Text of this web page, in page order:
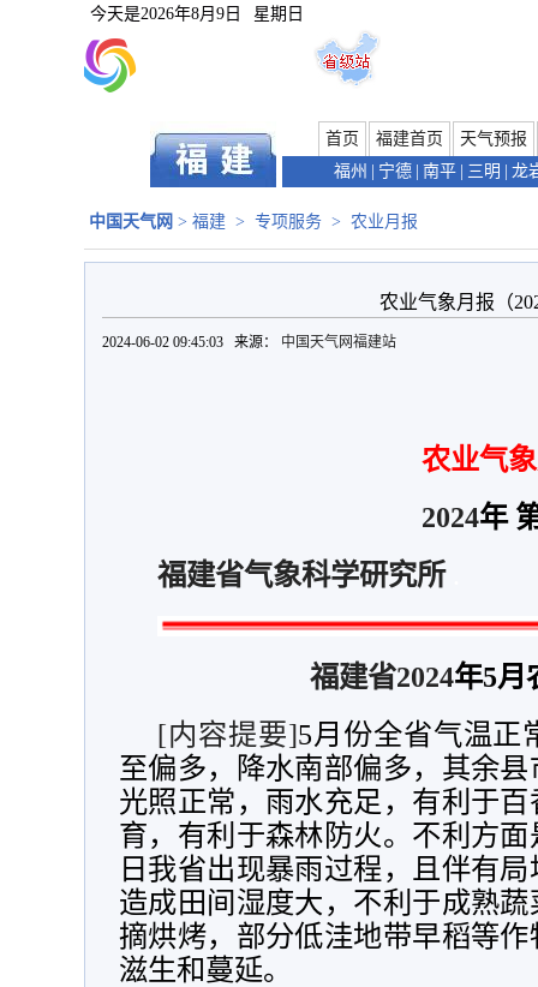
今天是2026年8月9日 星期日
首页 福建首页
天气预报
福州
宁德 南平 三明 龙
中国天气网 > 福建 > 专项服务 > 农业月报
农业气象月报（
2024-06-02 09:45:03 来源： 中国天气网福建站
农业气
2024年
福建省气象科学研究所
福建省2024年5月
[内容提要]5月份全省气温正
至偏多，降水南部偏多，其余
光照正常，雨水充足，有利于
育，有利于森林防火。不利方面
日我省出现暴雨过程，且伴有
造成田间湿度大，不利于成熟
摘烘烤，部分低洼地带早稻等
滋生和蔓延。